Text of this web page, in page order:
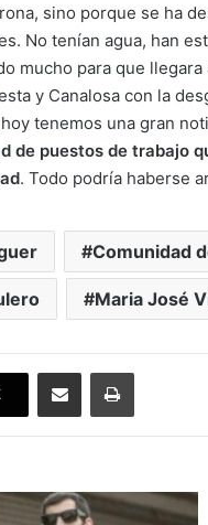
sino porque se ha
No tenían agua, han
mucho para que
y Canalosa con la
tenemos una gran
de puestos de trabajo
. Todo podría haberse
Comunidad
Maria José